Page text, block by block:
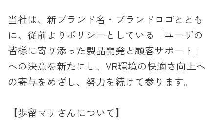
当社は、新ブランド名・ブランドロゴととも
に、従前よりポリシーとしている「ユーザの
皆様に寄り添った製品開発と顧客サポート」
への決意を新たにし、VR環境の快適さ向上へ
の寄与をめざし、努力を続けて参ります。
【歩留マリさんについて】